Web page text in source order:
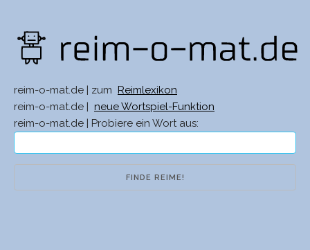
reim-o-mat.de | zum
Reimlexikon
reim-o-mat.de |
neue Wortspiel-Funktion
reim-o-mat.de | Probiere ein Wort aus: